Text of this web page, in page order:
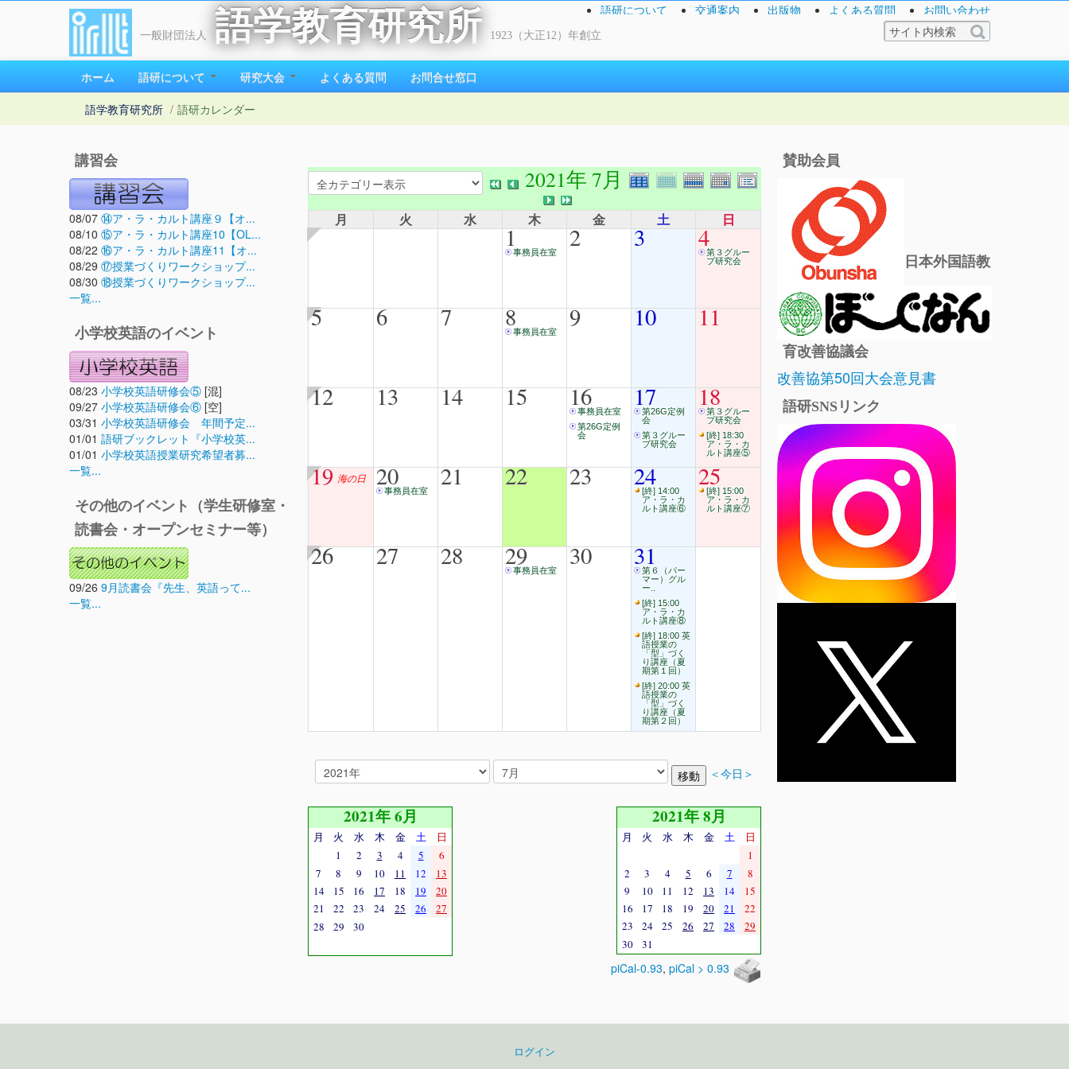
一般財団法人 語学教育研究所 1923（大正12）年創立
語研について 交通案内 出版物 よくある質問 お問い合わせ
ホーム 語研について 研究大会 よくある質問 お問合せ窓口
語学教育研究所 / 語研カレンダー
講習会
08/07 ⑭ア・ラ・カルト講座９【オ...
08/10 ⑮ア・ラ・カルト講座10【OL...
08/22 ⑯ア・ラ・カルト講座11【オ...
08/29 ⑰授業づくりワークショップ...
08/30 ⑱授業づくりワークショップ...
一覧...
小学校英語のイベント
08/23 小学校英語研修会⑤ [混]
09/27 小学校英語研修会⑥ [空]
03/31 小学校英語研修会 年間予定...
01/01 語研ブックレット『小学校英...
01/01 小学校英語授業研究希望者募...
一覧...
その他のイベント（学生研修室・
読書会・オープンセミナー等）
09/26 9月読書会『先生、英語って...
一覧...
2021年 7月
月 火 水 木 金 土 日
1事務員在室 2 3 4第３グルー
プ研究会
5 6 7 8事務員在室 9 10 11
12 13 14 15 16
事務員在室
第26G定例
会
17
第26G定例
会
第３グルー
プ研究会
18
第３グルー
プ研究会
[終] 18:30
ア・ラ・カ
ルト講座⑤
19 海の日 20
事務員在室 21 22 23 24
[終] 14:00
ア・ラ・カ
ルト講座⑥
25
[終] 15:00
ア・ラ・カ
ルト講座⑦
26 27 28 29
事務員在室 30 31
第６（パー
マー）グル
ー..
[終] 15:00
ア・ラ・カ
ルト講座⑧
[終] 18:00 英
語授業の
「型」づく
り講座（夏
期第１回）
[終] 20:00 英
語授業の
「型」づく
り講座（夏
期第２回）
＜今日＞
2021年 6月
月 火 水 木 金 土
日
1
2 3 4 5
6
7
8 9 10 11 12
13
14
15 16 17 18 19
20
21
22 23 24 25 26
27
28
29 30
2021年 8月
月 火 水 木 金 土
日
1
2
3 4 5 6 7
8
9
10 11 12 13 14
15
16
17 18 19 20 21
22
23
24 25 26 27 28
29
30
31
piCal-0.93, piCal > 0.93
賛助会員
日本外国語教
育改善協議会
改善協第50回大会意見書
語研SNSリンク
ログイン